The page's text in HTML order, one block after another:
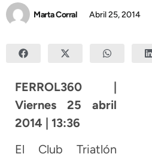
Marta Corral Abril 25, 2014
FERROL360 |
Viernes 25 abril
2014 | 13:36
El Club Triatlón